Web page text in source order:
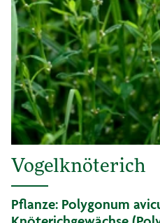
Vogelknöterich
Pflanze: Polygonum